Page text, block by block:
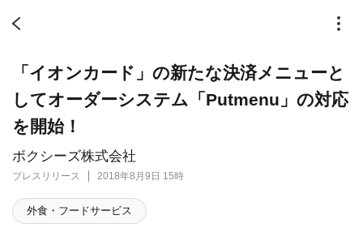
ボクシーズ株式会社
プレスリリース 2018年8月9日 15時
「イオンカード」の新たな決済メニューと
してオーダーシステム「Putmenu」の対応
を開始！
外食・フードサービス